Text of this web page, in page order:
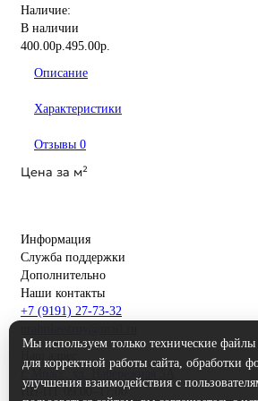
Наличие:
В наличии
400.00р.495.00р.
Описание
Характеристики
Отзывы 0
Цена за м²
Информация
Служба поддержки
Дополнительно
Наши контакты
+7 (9191) 27-73-32
г. Миасс, ул. Набережная 5А
ПН-ПТ 09:00–17:00
Мы используем только технические
для корректной работы сайта, обработки
улучшения взаимодействия с